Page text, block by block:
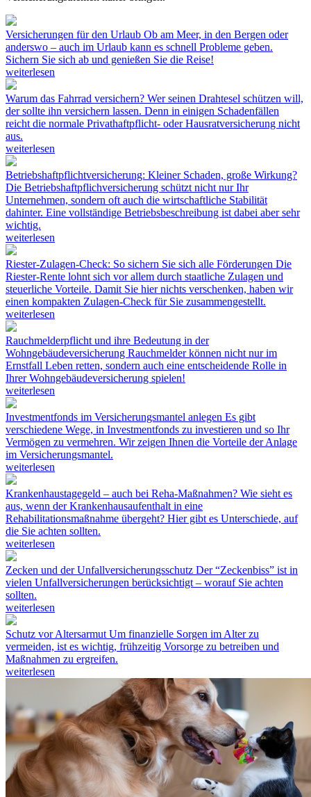
Versicherungen für den Urlaub Ob am Meer, in den Bergen oder
anderswo – auch im Urlaub kann es schnell Probleme geben.
Sichern Sie sich ab und genießen Sie die Reise!
weiterlesen
Warum das Fahrrad versichern? Wer seinen Drahtesel schützen will,
der sollte ihn versichern lassen. Denn in einigen Schadenfällen
reicht die normale Privathaftpflicht- oder Hausratversicherung nicht
aus.
weiterlesen
Betriebshaftpflichtversicherung: Kleiner Schaden, große Wirkung?
Die Betriebshaftpflichversicherung schützt nicht nur Ihr
Unternehmen, sondern oft auch die wirtschaftliche Stabilität
dahinter. Eine vollständige Betriebsbeschreibung ist dabei aber sehr
wichtig.
weiterlesen
Riester-Zulagen-Check: So sichern Sie sich alle Förderungen Die
Riester-Rente lohnt sich vor allem durch staatliche Zulagen und
steuerliche Vorteile. Damit Sie hier nichts verschenken, haben wir
einen kompakten Zulagen-Check für Sie zusammengestellt.
weiterlesen
Rauchmelderpflicht und ihre Bedeutung in der
Wohngebäudeversicherung Rauchmelder können nicht nur im
Ernstfall Leben retten, sondern auch eine entscheidende Rolle in
Ihrer Wohngebäudeversicherung spielen!
weiterlesen
Investmentfonds im Versicherungsmantel anlegen Es gibt
verschiedene Wege, in Investmentfonds zu investieren und so Ihr
Vermögen zu vermehren. Wir zeigen Ihnen die Vorteile der Anlage
im Versicherungsmantel.
weiterlesen
Krankenhaustagegeld – auch bei Reha-Maßnahmen? Wie sieht es
aus, wenn der Krankenhausaufenthalt in eine
Rehabilitationsmaßnahme übergeht? Hier gibt es Unterschiede, auf
die Sie achten sollten.
weiterlesen
Zecken und der Unfallversicherungsschutz Der “Zeckenbiss” ist in
vielen Unfallversicherungen berücksichtigt – worauf Sie achten
sollten.
weiterlesen
Schutz vor Altersarmut Um finanzielle Sorgen im Alter zu
vermeiden, ist es wichtig, frühzeitig Vorsorge zu betreiben und
Maßnahmen zu ergreifen.
weiterlesen